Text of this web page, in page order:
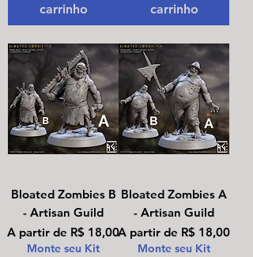
carrinho
carrinho
Bloated Zombies B
- Artisan Guild
A partir de R$ 18,00
Preço promocional
Monte seu Kit
Bloated Zombies A
- Artisan Guild
A partir de R$ 18,00
Preço promocional
Monte seu Kit